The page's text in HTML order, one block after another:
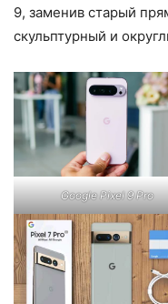
9, заменив старый
скульптурный и
Google Pixel 9 Pro